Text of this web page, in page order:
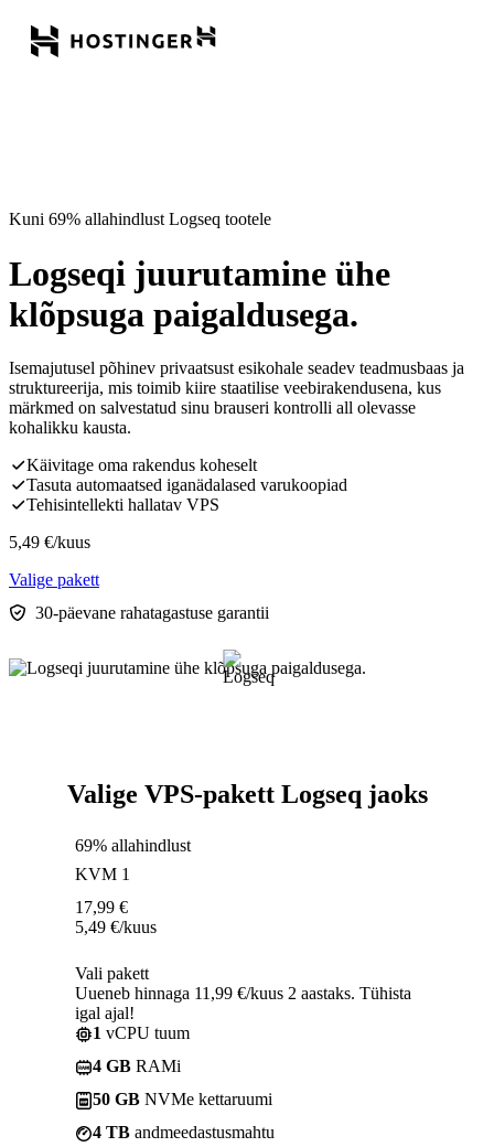
Kuni 69% allahindlust Logseq tootele
Logseqi juurutamine ühe
klõpsuga paigaldusega.
Isemajutusel põhinev privaatsust esikohale seadev teadmusbaas ja
struktureerija, mis toimib kiire staatilise veebirakendusena, kus
märkmed on salvestatud sinu brauseri kontrolli all olevasse
kohalikku kausta.
Käivitage oma rakendus koheselt
Tasuta automaatsed iganädalased varukoopiad
Tehisintellekti hallatav VPS
5,49 €/kuus
Valige pakett
30-päevane rahatagastuse garantii
Valige VPS-pakett Logseq jaoks
69% allahindlust
KVM 1
17,99 €
5,49 €/kuus
Vali pakett
Uueneb hinnaga 11,99 €/kuus 2 aastaks. Tühista
igal ajal!
1 vCPU tuum
4 GB RAMi
50 GB NVMe kettaruumi
4 TB andmeedastusmahtu